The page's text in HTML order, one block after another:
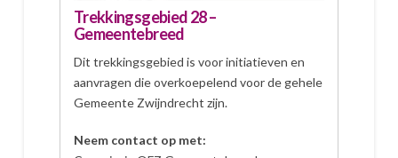
Trekkingsgebied 28 –
Gemeentebreed
Dit trekkingsgebied is voor initiatieven en
aanvragen die overkoepelend voor de gehele
Gemeente Zwijndrecht zijn.
Neem contact op met: